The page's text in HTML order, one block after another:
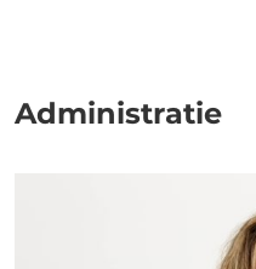
Administratie